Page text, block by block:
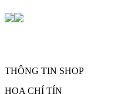
THÔNG TIN SHOP
HOA CHÍ TÍN